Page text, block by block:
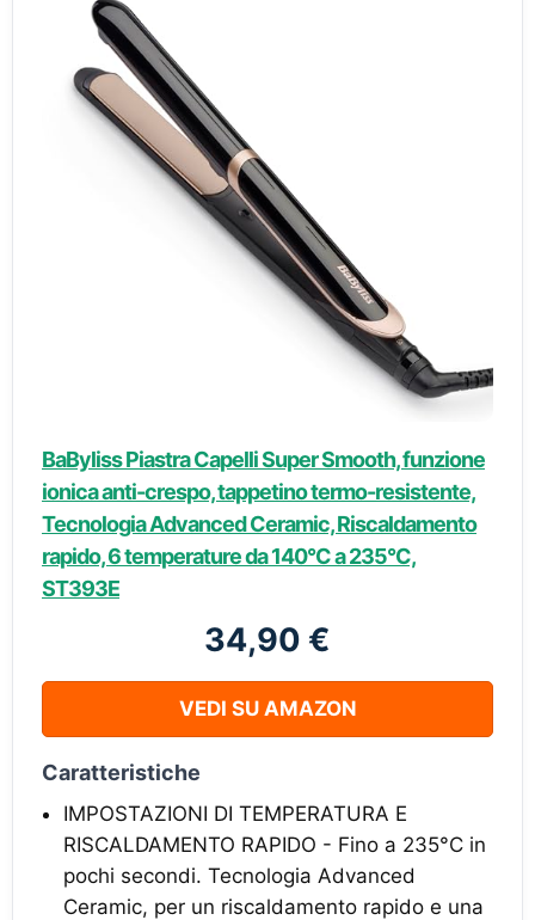
BaByliss Piastra Capelli Super Smooth, funzione
ionica anti-crespo, tappetino termo-resistente,
Tecnologia Advanced Ceramic, Riscaldamento
rapido, 6 temperature da 140°C a 235°C,
ST393E
34,90 €
VEDI SU AMAZON
Caratteristiche
IMPOSTAZIONI DI TEMPERATURA E
RISCALDAMENTO RAPIDO - Fino a 235°C in
pochi secondi. Tecnologia Advanced
Ceramic, per un riscaldamento rapido e una